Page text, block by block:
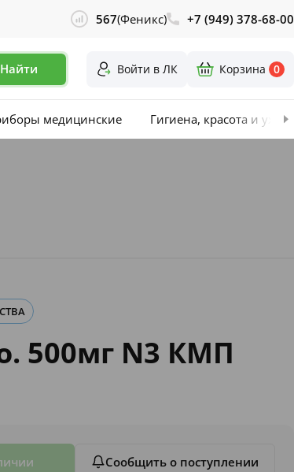
567(Феникс) +7 (949) 378-68-00
Найти Войти в ЛК Корзина 0
медицинские Гигиена, красота и уход
500мг N3 КМП
Сообщить о поступлении